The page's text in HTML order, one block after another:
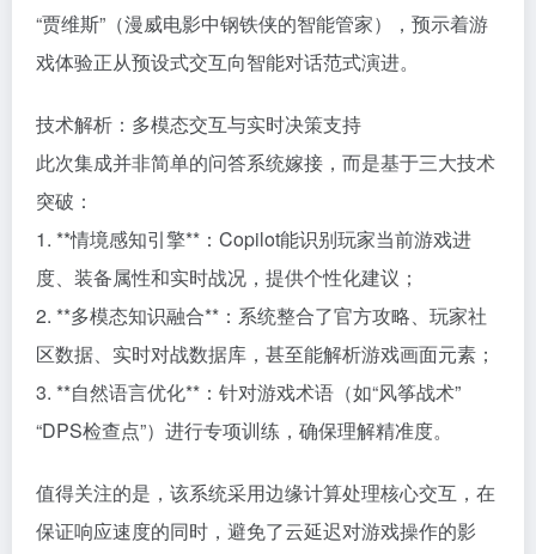
“贾维斯”（漫威电影中钢铁侠的智能管家），预示着游
戏体验正从预设式交互向智能对话范式演进。
技术解析：多模态交互与实时决策支持
此次集成并非简单的问答系统嫁接，而是基于三大技术
突破：
1. **情境感知引擎**：Copilot能识别玩家当前游戏进
度、装备属性和实时战况，提供个性化建议；
2. **多模态知识融合**：系统整合了官方攻略、玩家社
区数据、实时对战数据库，甚至能解析游戏画面元素；
3. **自然语言优化**：针对游戏术语（如“风筝战术”
“DPS检查点”）进行专项训练，确保理解精准度。
值得关注的是，该系统采用边缘计算处理核心交互，在
保证响应速度的同时，避免了云延迟对游戏操作的影